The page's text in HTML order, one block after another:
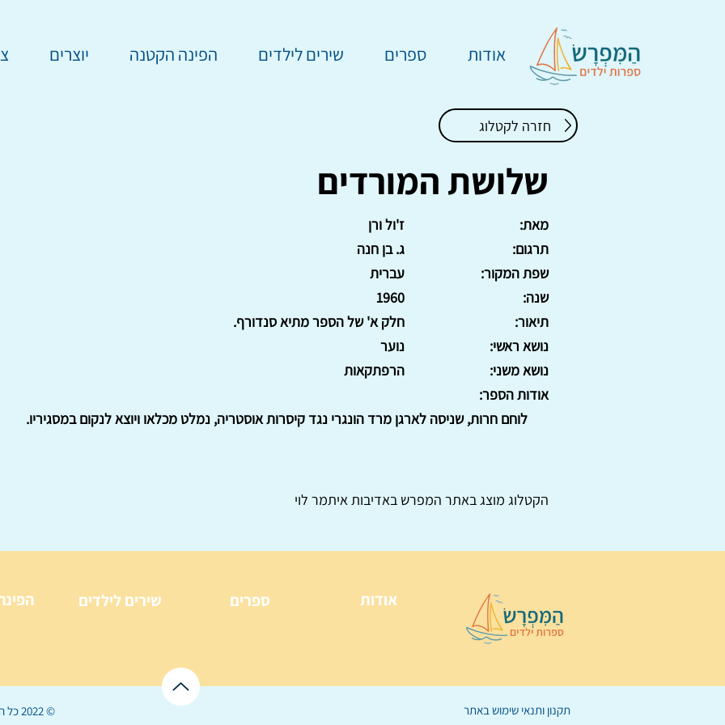
אודות ספרים שירים לילדים הפינה הקטנה יוצרים
חזרה לקטלוג
שלושת המורדים
ז'ול ורן
מאת:
ג. בן חנה
תרגום:
עברית
שפת המקור:
1960
שנה:
חלק א' של הספר מתיא סנדורף.
תיאור:
נוער
נושא ראשי:
הרפתקאות
נושא משני:
אודות הספר:
לוחם חרות, שניסה לארגן מרד הונגרי נגד קיסרות אוסטריה, נמלט מכלאו ויוצא לנקום במסגיריו.
הקטלוג מוצג באתר המפרש באדיבות איתמר לוי
שירים לילדים ספרים אודות
© 2022 כל הזכויות שמורות ל תקנון ותנאי שימוש באתר